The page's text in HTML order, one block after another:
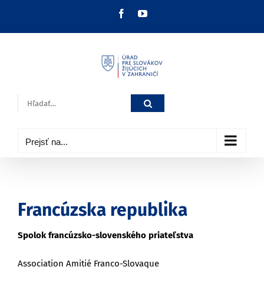
FacebookYouTube
Hľadať:
Prejsť na...
Francúzska republika
Spolok francúzsko-slovenského priateľstva
Association Amitié Franco-Slovaque